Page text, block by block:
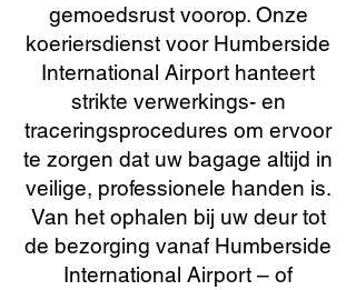
gemoedsrust voorop. Onze
koeriersdienst voor Humberside
International Airport hanteert
strikte verwerkings- en
traceringsprocedures om ervoor
te zorgen dat uw bagage altijd in
veilige, professionele handen is.
Van het ophalen bij uw deur tot
de bezorging vanaf Humberside
International Airport – of